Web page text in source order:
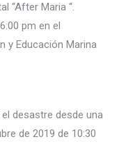
“After Maria “.
pm en el
y Educación Marina
desastre desde una
de 2019 de 10:30